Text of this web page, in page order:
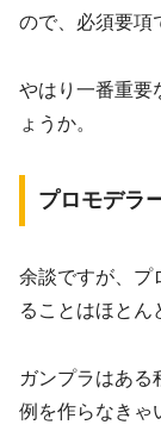
ので、必須要項
やはり一番重要
ょうか。
プロモデラ
余談ですが、プ
ることはほとん
ガンプラはある
例を作らなき